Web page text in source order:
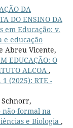
DA
DO ENSINO DA
em Educação: v.
e educação
Abreu Vicente,
EDUCAÇÃO: O
ALCOA ,
(2025): RTE -
não-formal na
e Biologia ,